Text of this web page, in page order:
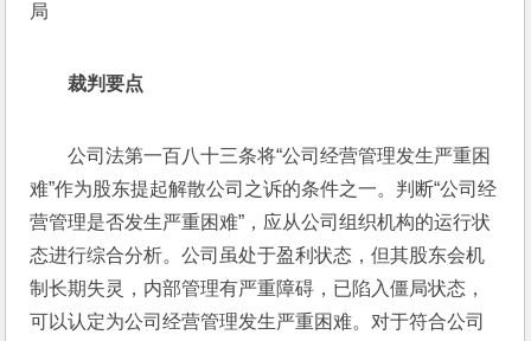
局
裁判要点
公司法第一百八十三条将“公司经营管理发生严重困
难”作为股东提起解散公司之诉的条件之一。判断“公司经
营管理是否发生严重困难”，应从公司组织机构的运行状
态进行综合分析。公司虽处于盈利状态，但其股东会机
制长期失灵，内部管理有严重障碍，已陷入僵局状态，
可以认定为公司经营管理发生严重困难。对于符合公司